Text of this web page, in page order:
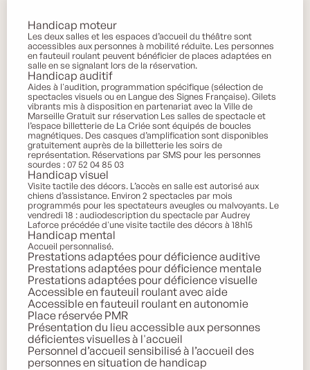
Handicap moteur
Les deux salles et les espaces d’accueil du théâtre sont
accessibles aux personnes à mobilité réduite. Les personnes
en fauteuil roulant peuvent bénéficier de places adaptées en
salle en se signalant lors de la réservation.
Handicap auditif
Aides à l'audition, programmation spécifique (sélection de
spectacles visuels ou en Langue des Signes Française). Gilets
vibrants mis à disposition en partenariat avec la Ville de
Marseille Gratuit sur réservation Les salles de spectacle et
l’espace billetterie de La Criée sont équipés de boucles
magnétiques. Des casques d’amplification sont disponibles
gratuitement auprès de la billetterie les soirs de
représentation. Réservations par SMS pour les personnes
sourdes : 07 52 04 85 03
Handicap visuel
Visite tactile des décors. L’accès en salle est autorisé aux
chiens d’assistance. Environ 2 spectacles par mois
programmés pour les spectateurs aveugles ou malvoyants. Le
vendredi 18 : audiodescription du spectacle par Audrey
Laforce précédée d'une visite tactile des décors à 18h15
Handicap mental
Accueil personnalisé.
Prestations adaptées pour déficience auditive
Prestations adaptées pour déficience mentale
Prestations adaptées pour déficience visuelle
Accessible en fauteuil roulant avec aide
Accessible en fauteuil roulant en autonomie
Place réservée PMR
Présentation du lieu accessible aux personnes
déficientes visuelles à l'accueil
Personnel d’accueil sensibilisé à l’accueil des
personnes en situation de handicap